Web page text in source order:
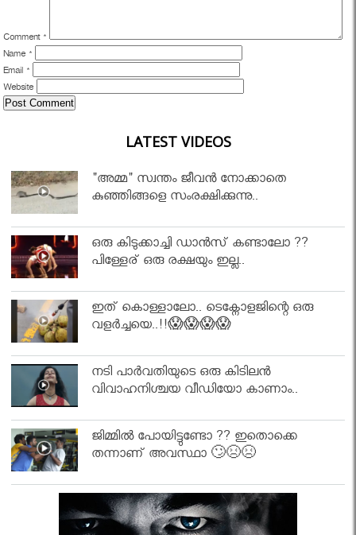
Comment *
Name *
Email *
Website
LATEST VIDEOS
"അമ്മ" സ്വന്തം ജീവൻ നോക്കാതെ
കുഞ്ഞിങ്ങളെ സംരക്ഷിക്കുന്നു..
ഒരു കിടുക്കാച്ചി ഡാൻസ് കണ്ടാലോ ??
പിള്ളേര് ഒരു രക്ഷയും ഇല്ല..
ഇത് കൊള്ളാലോ.. ടെക്നോളജിന്റെ ഒരു
വളർച്ചയെ..!!😱😱😱😱
നടി പാർവതിയുടെ ഒരു കിടിലൻ
വിവാഹനിശ്ചയ വീഡിയോ കാണാം..
ജിമ്മിൽ പോയിട്ടുണ്ടോ ?? ഇതൊക്കെ
തന്നാണ് അവസ്ഥാ 🙄😣😣